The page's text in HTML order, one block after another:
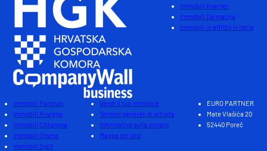
Immobili Kvarner
Immobili Dalmacija
Immobili in affitto in Istria
Immobili Parenzo
Immobili Rovigno
Immobili Cittanova
Immobili Orsera
Immobili Split
Vendi il tuo immobile
Termini generali di attività
Informativa sulla privacy
Mappa del sito
EURO PARTNER
Mate Vlašića 20
52440 Poreč